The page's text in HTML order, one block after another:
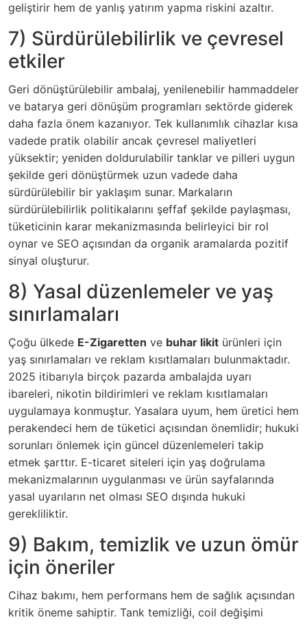
geliştirir hem de yanlış yatırım yapma riskini azaltır.
7) Sürdürülebilirlik ve çevresel
etkiler
Geri dönüştürülebilir ambalaj, yenilenebilir hammaddeler
ve batarya geri dönüşüm programları sektörde giderek
daha fazla önem kazanıyor. Tek kullanımlık cihazlar kısa
vadede pratik olabilir ancak çevresel maliyetleri
yüksektir; yeniden doldurulabilir tanklar ve pilleri uygun
şekilde geri dönüştürmek uzun vadede daha
sürdürülebilir bir yaklaşım sunar. Markaların
sürdürülebilirlik politikalarını şeffaf şekilde paylaşması,
tüketicinin karar mekanizmasında belirleyici bir rol
oynar ve SEO açısından da organik aramalarda pozitif
sinyal oluşturur.
8) Yasal düzenlemeler ve yaş
sınırlamaları
Çoğu ülkede E-Zigaretten ve buhar likit ürünleri için
yaş sınırlamaları ve reklam kısıtlamaları bulunmaktadır.
2025 itibarıyla birçok pazarda ambalajda uyarı
ibareleri, nikotin bildirimleri ve reklam kısıtlamaları
uygulamaya konmuştur. Yasalara uyum, hem üretici hem
perakendeci hem de tüketici açısından önemlidir; hukuki
sorunları önlemek için güncel düzenlemeleri takip
etmek şarttır. E-ticaret siteleri için yaş doğrulama
mekanizmalarının uygulanması ve ürün sayfalarında
yasal uyarıların net olması SEO dışında hukuki
gerekliliktir.
9) Bakım, temizlik ve uzun ömür
için öneriler
Cihaz bakımı, hem performans hem de sağlık açısından
kritik öneme sahiptir. Tank temizliği, coil değişimi